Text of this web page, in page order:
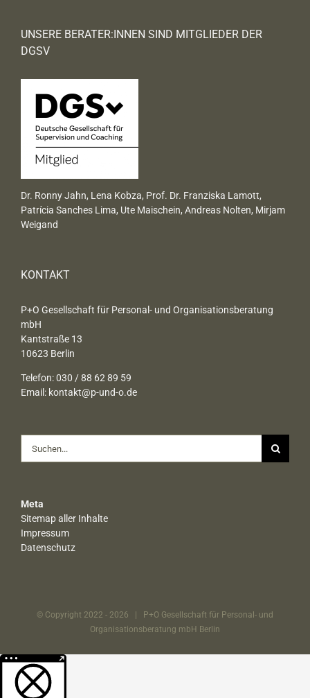
UNSERE BERATER:INNEN SIND MITGLIEDER DER
DGSV
Dr. Ronny Jahn, Lena Kobza, Prof. Dr. Franziska Lamott,
Patrícia Sanches Lima, Ute Maischein, Andreas Nolten, Mirjam
Weigand
KONTAKT
P+O Gesellschaft für Personal- und Organisationsberatung
mbH
Kantstraße 13
10623 Berlin
Telefon: 030 / 88 62 89 59
Email: kontakt@p-und-o.de
nach:
Meta
Sitemap aller Inhalte
Impressum
Datenschutz
© Copyright 2022 - 2026 | P+O Gesellschaft für Personal- und
Organisationsberatung mbH Berlin
Weitere Informationen über den gesperrten Inhalt.